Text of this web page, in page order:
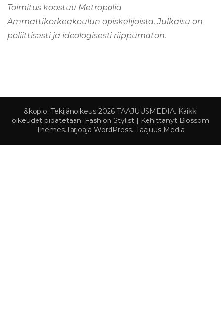
Toimitus koostuu Metropolia
Ammattikorkeakoulun opiskelijoista. Julkaisu on
poliittisesti ja ideologisesti riippumaton.
&kopio; Tekijänoikeus 2026 TAAJUUSMEDIA. Kaikki
oikeudet pidätetään. Fashion Stylist | Kehittänyt Blossom
Themes.Tarjoaja WordPress. Taajuus Media